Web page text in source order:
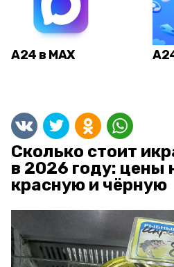
А24 в MAX
Сколько стоит
в 2026 году: цены
красную и чёрную